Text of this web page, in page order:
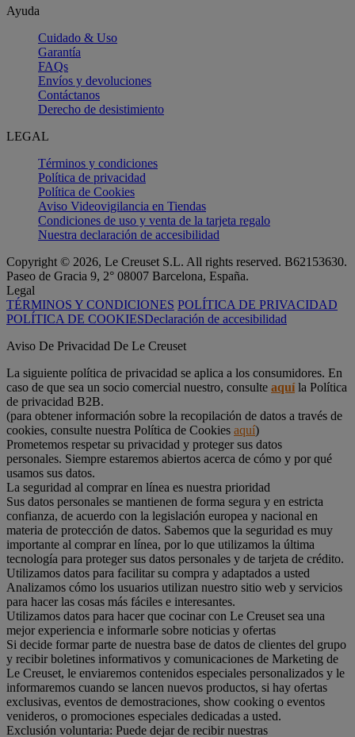
Ayuda
Cuidado & Uso
Garantía
FAQs
Envíos y devoluciones
Contáctanos
Derecho de desistimiento
LEGAL
Términos y condiciones
Política de privacidad
Política de Cookies
Aviso Videovigilancia en Tiendas
Condiciones de uso y venta de la tarjeta regalo
Nuestra declaración de accesibilidad
Copyright © 2026, Le Creuset S.L. All rights reserved. B62153630.
Paseo de Gracia 9, 2° 08007 Barcelona, España.
Legal
TÉRMINOS Y CONDICIONES POLÍTICA DE PRIVACIDAD
POLÍTICA DE COOKIESDeclaración de accesibilidad
Aviso De Privacidad De Le Creuset
La siguiente política de privacidad se aplica a los consumidores. En
caso de que sea un socio comercial nuestro, consulte aquíla Política
de privacidad B2B.
(para obtener información sobre la recopilación de datos a través de
cookies, consulte nuestra Política de Cookies aquí)
Prometemos respetar su privacidad y proteger sus datos
personales. Siempre estaremos abiertos acerca de cómo y por qué
usamos sus datos.
La seguridad al comprar en línea es nuestra prioridad
Sus datos personales se mantienen de forma segura y en estricta
confianza, de acuerdo con la legislación europea y nacional en
materia de protección de datos. Sabemos que la seguridad es muy
importante al comprar en línea, por lo que utilizamos la última
tecnología para proteger sus datos personales y de tarjeta de crédito.
Utilizamos datos para facilitar su compra y adaptados a usted
Analizamos cómo los usuarios utilizan nuestro sitio web y servicios
para hacer las cosas más fáciles e interesantes.
Utilizamos datos para hacer que cocinar con Le Creuset sea una
mejor experiencia e informarle sobre noticias y ofertas
Si decide formar parte de nuestra base de datos de clientes del grupo
y recibir boletines informativos y comunicaciones de Marketing de
Le Creuset, le enviaremos contenidos especiales personalizados y le
informaremos cuando se lancen nuevos productos, si hay ofertas
exclusivas, eventos de demostraciones, show cooking o eventos
venideros, o promociones especiales dedicadas a usted.
Exclusión voluntaria: Puede dejar de recibir nuestras